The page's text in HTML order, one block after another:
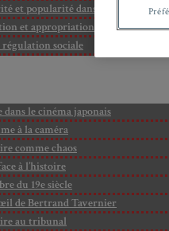
et popularité dans l’espace public
et appropriation des savoirs
sociale
le cinéma japonais
à la caméra
comme chaos
à l’histoire
du 19e siècle
de Bertrand Tavernier
au tribunal